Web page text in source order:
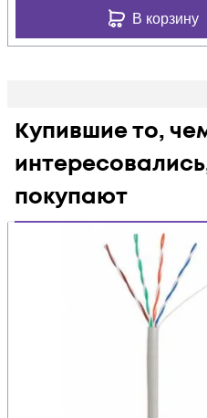
В корзину
Купившие то,
покупают